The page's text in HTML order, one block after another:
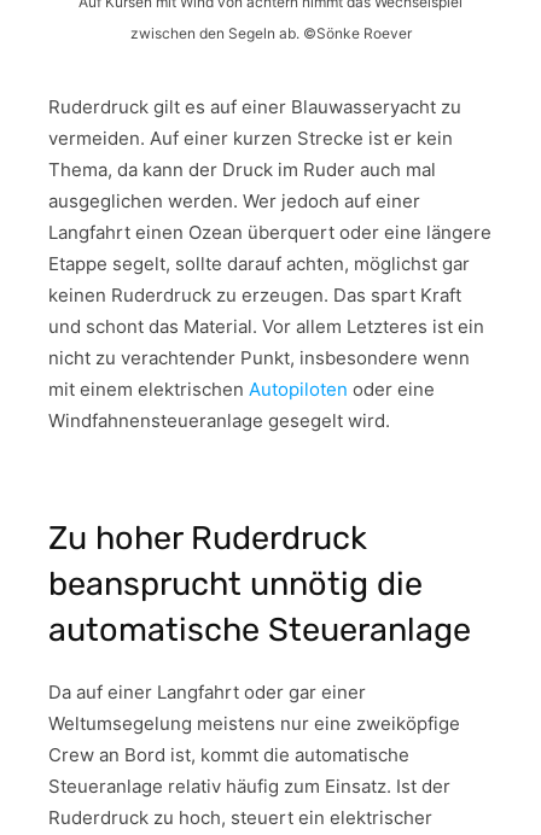
zwischen den Segeln ab. ©Sönke Roever
Ruderdruck gilt es auf einer Blauwasseryacht zu
vermeiden. Auf einer kurzen Strecke ist er kein
Thema, da kann der Druck im Ruder auch mal
ausgeglichen werden. Wer jedoch auf einer
Langfahrt einen Ozean überquert oder eine längere
Etappe segelt, sollte darauf achten, möglichst gar
keinen Ruderdruck zu erzeugen. Das spart Kraft
und schont das Material. Vor allem Letzteres ist ein
nicht zu verachtender Punkt, insbesondere wenn
mit einem elektrischen Autopiloten oder eine
Windfahnensteueranlage gesegelt wird.
Zu hoher Ruderdruck
beansprucht unnötig die
automatische Steueranlage
Da auf einer Langfahrt oder gar einer
Weltumsegelung meistens nur eine zweiköpfige
Crew an Bord ist, kommt die automatische
Steueranlage relativ häufig zum Einsatz. Ist der
Ruderdruck zu hoch, steuert ein elektrischer